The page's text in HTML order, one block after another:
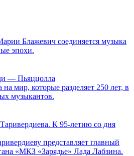
Блажевич соединяется музыка
эпохи.
— Пьяццолла
мир, которые разделяет 250 лет, в
музыкантов.
К 95-летию со дня
представляет главный
«МКЗ «Зарядье» Лада Лабзина.